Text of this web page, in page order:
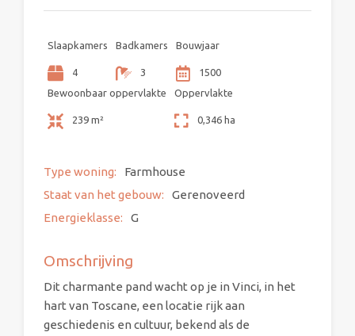
Slaapkamers
4
Badkamers
3
Bouwjaar
1500
Bewoonbaar oppervlakte
239 m²
Oppervlakte
0,346 ha
Type woning:
Farmhouse
Staat van het gebouw:
Gerenoveerd
Energieklasse:
G
Omschrijving
Dit charmante pand wacht op je in Vinci, in het
hart van Toscane, een locatie rijk aan
geschiedenis en cultuur, bekend als de